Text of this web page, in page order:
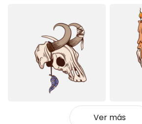
Ver más